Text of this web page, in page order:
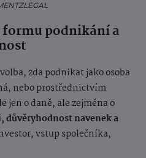
formu podnikání a
zda podnikat jako osoba
nebo prostřednictvím
jen o daně, ale zejména o
navenek a
vstup společníka,